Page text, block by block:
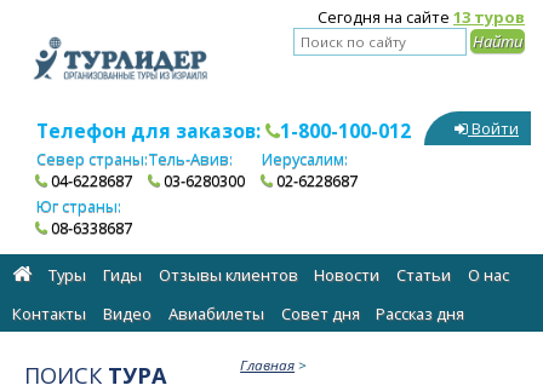
Сегодня на сайте 13 туров
Телефон для заказов: 1-800-100-012
Север страны:
04-6228687
Тель-Авив:
03-6280300
Иерусалим:
02-6228687
Юг страны:
08-6338687
Войти
Туры Гиды Отзывы клиентов Новости Статьи
О нас
Контакты
Видео Авиабилеты Cовет дня Рассказ дня
Главная >
ПОИСК ТУРА